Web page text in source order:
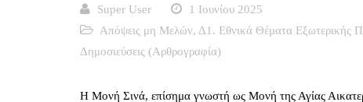
Super User
1 Ιουνίου 2025
Απόψεις μη Μελών, Δ1. Εθνικά Θέματα Εξωτερικής
Δημοσιεύσεις (Αρθρογραφία)
Η Μονή Σινά, επίσημα γνωστή ως Μονή της Αγίας